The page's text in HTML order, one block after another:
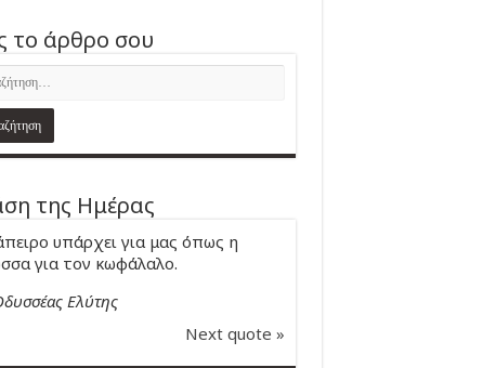
το άρθρο σου
της Ημέρας
υπάρχει για μας όπως η
για τον κωφάλαλο.
Ελύτης
Next quote »